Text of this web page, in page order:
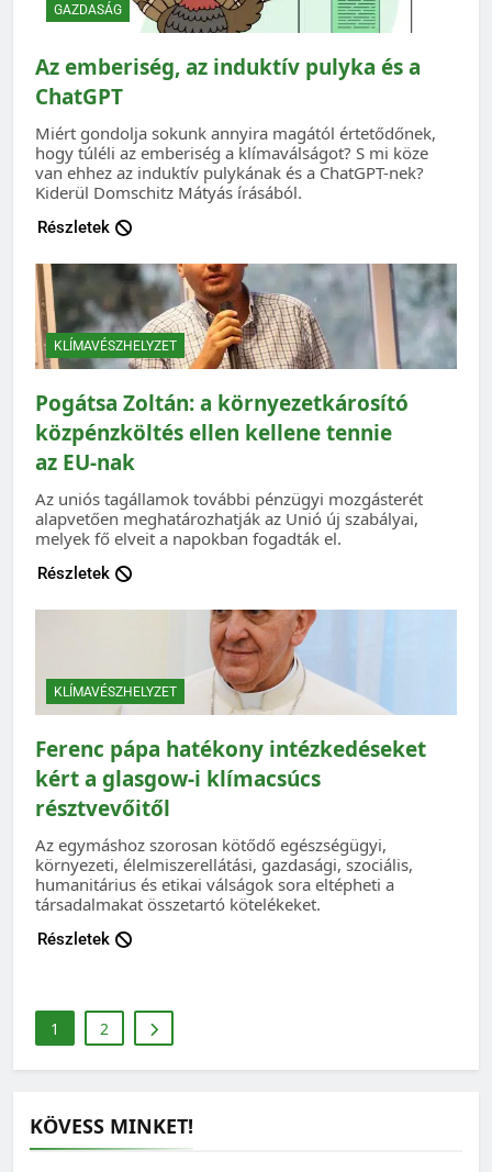
GAZDASÁG
Az emberiség, az induktív pulyka és a
ChatGPT
Miért gondolja sokunk annyira magától értetődőnek,
hogy túléli az emberiség a klímaválságot? S mi köze
van ehhez az induktív pulykának és a ChatGPT-nek?
Kiderül Domschitz Mátyás írásából.
Részletek
KLÍMAVÉSZHELYZET
Pogátsa Zoltán: a környezetkárosító
közpénzköltés ellen kellene tennie
az EU-nak
Az uniós tagállamok további pénzügyi mozgásterét
alapvetően meghatározhatják az Unió új szabályai,
melyek fő elveit a napokban fogadták el.
Részletek
KLÍMAVÉSZHELYZET
Ferenc pápa hatékony intézkedéseket
kért a glasgow-i klímacsúcs
résztvevőitől
Az egymáshoz szorosan kötődő egészségügyi,
környezeti, élelmiszerellátási, gazdasági, szociális,
humanitárius és etikai válságok sora eltépheti a
társadalmakat összetartó kötelékeket.
Részletek
1 2
KÖVESS MINKET!